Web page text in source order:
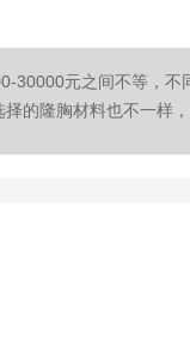
30000元之间不等，
的隆胸材料也不一样